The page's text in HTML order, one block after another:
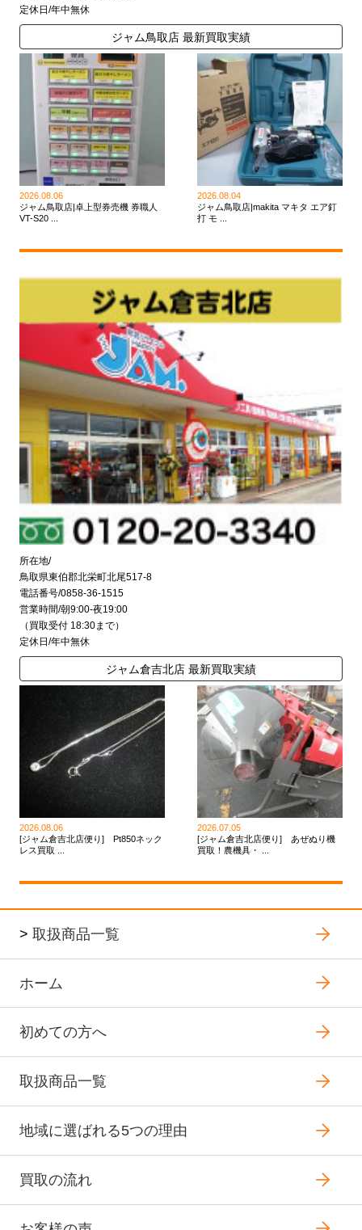
定休日/年中無休
ジャム鳥取店 最新買取実績
2026.08.06
ジャム鳥取店|卓上型券売機 券職人
VT-S20 ...
2026.08.04
ジャム鳥取店|makita マキタ エア釘
打 モ ...
所在地/
鳥取県東伯郡北栄町北尾517-8
電話番号/0858-36-1515
営業時間/朝9:00-夜19:00
（買取受付 18:30まで）
定休日/年中無休
ジャム倉吉北店 最新買取実績
2026.08.06
[ジャム倉吉北店便り] Pt850ネック
レス買取 ...
2026.07.05
[ジャム倉吉北店便り] あぜぬり機
買取！農機具・ ...
> 取扱商品一覧
ホーム
初めての方へ
取扱商品一覧
地域に選ばれる5つの理由
買取の流れ